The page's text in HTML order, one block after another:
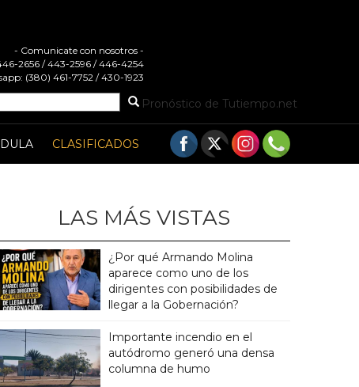
- Comunicate con nosotros -
2656 / 443-2596 / 446-4254
(380) 461-7752 / 430-1923
Pronóstico de Tutiempo.net
CLASIFICADOS
LAS MÁS VISTAS
¿Por qué Armando Molina
aparece como uno de los
dirigentes con posibilidades de
llegar a la Gobernación?
Importante incendio en el
autódromo generó una densa
columna de humo